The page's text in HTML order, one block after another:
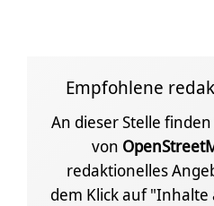
Empfohlene
An dieser Stelle
von
redaktionelles
dem Klick auf